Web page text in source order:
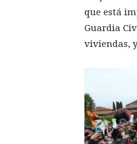
que está
Guardia
viviendas,